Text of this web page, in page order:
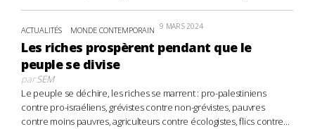
ACTUALITÉS MONDE CONTEMPORAIN 9 MARS 2024
Les riches prospèrent pendant que le
peuple se divise
parSEM
Le peuple se déchire, les riches se marrent : pro-palestiniens
contre pro-israéliens, grévistes contre non-grévistes, pauvres
contre moins pauvres, agriculteurs contre écologistes, flics contre...